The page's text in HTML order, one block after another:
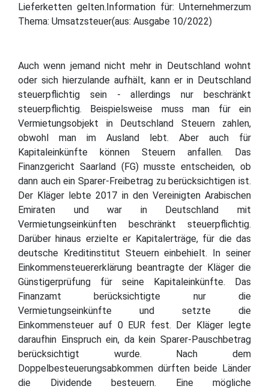
Lieferketten gelten.Information für: Unternehmerzum
Thema: Umsatzsteuer(aus: Ausgabe 10/2022)
Auch wenn jemand nicht mehr in Deutschland wohnt
oder sich hierzulande aufhält, kann er in Deutschland
steuerpflichtig sein - allerdings nur beschränkt
steuerpflichtig. Beispielsweise muss man für ein
Vermietungsobjekt in Deutschland Steuern zahlen,
obwohl man im Ausland lebt. Aber auch für
Kapitaleinkünfte können Steuern anfallen. Das
Finanzgericht Saarland (FG) musste entscheiden, ob
dann auch ein Sparer-Freibetrag zu berücksichtigen ist.
Der Kläger lebte 2017 in den Vereinigten Arabischen
Emiraten und war in Deutschland mit
Vermietungseinkünften beschränkt steuerpflichtig.
Darüber hinaus erzielte er Kapitalerträge, für die das
deutsche Kreditinstitut Steuern einbehielt. In seiner
Einkommensteuererklärung beantragte der Kläger die
Günstigerprüfung für seine Kapitaleinkünfte. Das
Finanzamt berücksichtigte nur die
Vermietungseinkünfte und setzte die
Einkommensteuer auf 0 EUR fest. Der Kläger legte
daraufhin Einspruch ein, da kein Sparer-Pauschbetrag
berücksichtigt wurde. Nach dem
Doppelbesteuerungsabkommen dürften beide Länder
die Dividende besteuern. Eine mögliche